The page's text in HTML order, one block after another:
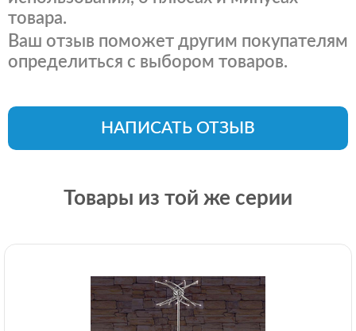
товара.
Ваш отзыв поможет другим покупателям
определиться с выбором товаров.
НАПИСАТЬ ОТЗЫВ
Товары из той же серии